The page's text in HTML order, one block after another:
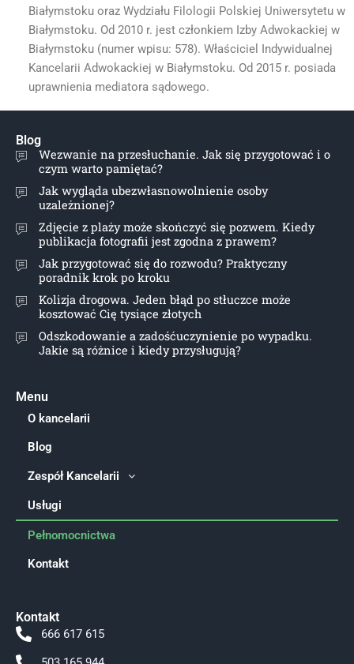
Białymstoku oraz Wydziału Filologii Polskiej Uniwersytetu w
Białymstoku. Od 2010 r. jest członkiem Izby Adwokackiej w
Białymstoku (numer wpisu: 578). Właściciel Indywidualnej
Kancelarii Adwokackiej w Białymstoku. Od 2015 r. posiada
uprawnienia mediatora sądowego.
Blog
Wezwanie na przesłuchanie. Jak się przygotować i o
czym warto pamiętać?
Jak wygląda ubezwłasnowolnienie osoby
uzależnionej?
Zdjęcie z plaży może skończyć się pozwem. Kiedy
publikacja fotografii jest zgodna z prawem?
Jak przygotować się do rozwodu? Praktyczny
poradnik krok po kroku
Kolizja drogowa. Jeden błąd po stłuczce może
kosztować Cię tysiące złotych
Odszkodowanie a zadośćuczynienie po wypadku.
Jakie są różnice i kiedy przysługują?
Menu
O kancelarii
Blog
Zespół Kancelarii
Usługi
Pełnomocnictwa
Kontakt
Kontakt
666 617 615